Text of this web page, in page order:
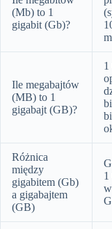
(Mb) to 1
gigabit (Gb)?
Ile megabajtów
(MB) to 1
gigabajt (GB)?
1
Różnica
między
gigabitem (Gb)
a gigabajtem
(GB)
1